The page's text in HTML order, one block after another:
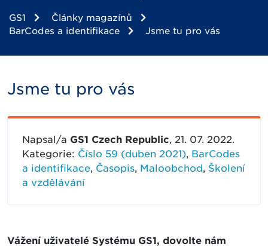
GS1
Články magazínů
BarCodes a identifikace
Jsme tu pro vás
Jsme tu pro vás
Napsal/a GS1 Czech Republic, 21. 07. 2022.
Kategorie: Číslo 59 (duben 2021), BarCodes
a identifikace, Časopis, Maloobchod, Školení
a vzdělávání
Vážení uživatelé Systému GS1, dovolte nám